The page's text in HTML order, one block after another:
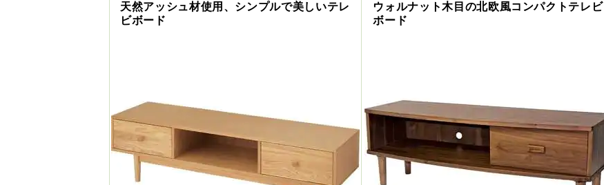
天然アッシュ材使用、シンプルで美しいテレ
ビボード
ウォルナット木目の北欧風コンパクトテレビ
ボード